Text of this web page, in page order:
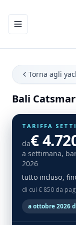
Apri/chiudi menu
Torna agli
Bali
TARIFFA
da€
a settimana,
2026
tutto incluso,
di cui € 850 da
a ottobre 2026